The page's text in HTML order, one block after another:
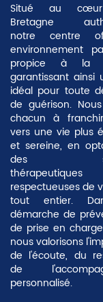
Situé au
Bretagne
notre centre
environnement
propice à la
garantissant ainsi
idéal pour toute
de guérison.
chacun à
vers une vie plus
et sereine, en
des
thérapeutiques
respectueuses de
tout entier.
démarche de
de prise en
nous valorisons
de l'écoute, du
de
personnalisé.